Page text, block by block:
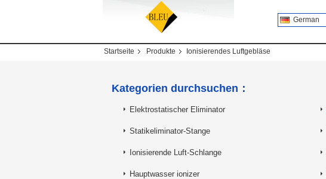
German
Startseite Produkte Ionisierendes Luftgebläse
Kategorien durchsuchen：
Elektrostatischer Eliminator
Statikeliminator-Stange
Ionisierende Luft-Schlange
Hauptwasser ionizer